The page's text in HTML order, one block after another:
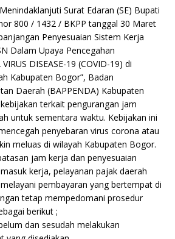
Surat Edaran (SE) Bupati
800 / 1432 / BKPP tanggal 30 Maret
Penyesuaian Sistem Kerja
Dalam Upaya Pencegahan
DISEASE-19 (COVID-19) di
Kabupaten Bogor”, Badan
Daerah (BAPPENDA) Kabupaten
terkait pengurangan jam
untuk sementara waktu. Kebijakan ini
penyebaran virus corona atau
meluas di wilayah Kabupaten Bogor.
jam kerja dan penyesuaian
kerja, pelayanan pajak daerah
pembayaran yang bertempat di
tetap mempedomani prosedur
berikut ;
dan sesudah melakukan